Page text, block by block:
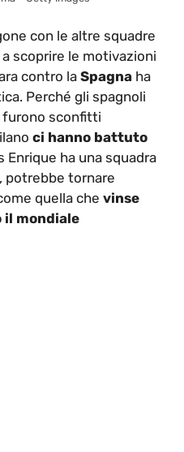
con le altre squadre
scoprire le motivazioni
contro la Spagna ha
Perché gli spagnoli
furono sconfitti
ci hanno battuto
Enrique ha una squadra
potrebbe tornare
quella che vinse
il mondiale